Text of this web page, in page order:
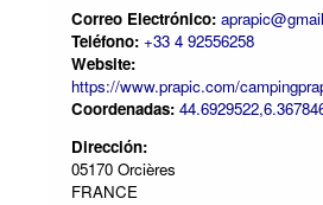
Correo Electrónico:
Teléfono: +33 4 92556258
Website:
https://www.prapic.com/
Coordenadas:
Dirección:
05170 Orcières
FRANCE